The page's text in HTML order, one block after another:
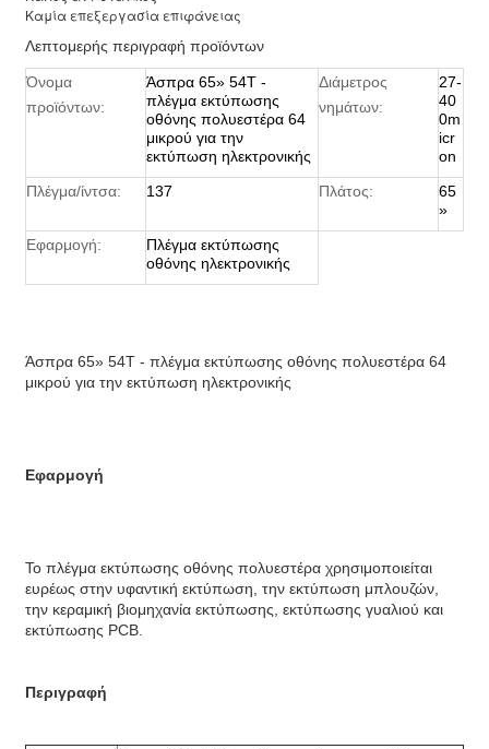
Καμία επεξεργασία επιφάνειας
Λεπτομερής περιγραφή προϊόντων
Όνομα
προϊόντων:
Άσπρα 65» 54T -
πλέγμα εκτύπωσης
οθόνης πολυεστέρα 64
μικρού για την
εκτύπωση ηλεκτρονικής
Διάμετρος
νημάτων:
27-
40
0m
icr
on
Πλέγμα/ίντσα:
137 Πλάτος:
65
»
Εφαρμογή:
Πλέγμα εκτύπωσης
οθόνης ηλεκτρονικής
Άσπρα 65» 54T - πλέγμα εκτύπωσης οθόνης πολυεστέρα 64
μικρού για την εκτύπωση ηλεκτρονικής
Εφαρμογή
Το πλέγμα εκτύπωσης οθόνης πολυεστέρα χρησιμοποιείται
ευρέως στην υφαντική εκτύπωση, την εκτύπωση μπλουζών,
την κεραμική βιομηχανία εκτύπωσης, εκτύπωσης γυαλιού και
εκτύπωσης PCB.
Περιγραφή